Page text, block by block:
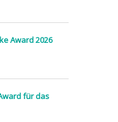
Award 2026
für das